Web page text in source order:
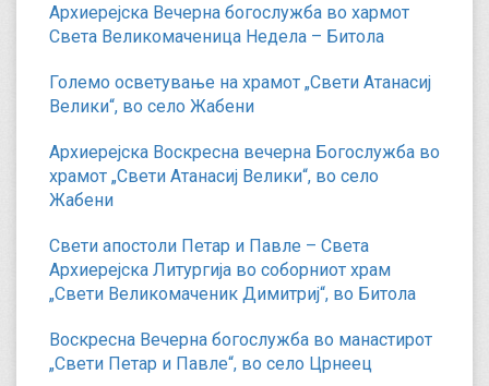
Архиерејска Вечерна богослужба во хармот
Света Великомаченица Недела – Битола
Големо осветување на храмот „Свети Атанасиј
Велики“, во село Жабени
Архиерејска Воскресна вечерна Богослужба во
храмот „Свети Атанасиј Велики“, во село
Жабени
Свети апостоли Петар и Павле – Света
Архиерејска Литургија во соборниот храм
„Свети Великомаченик Димитриј“, во Битола
Воскресна Вечерна богослужба во манастирот
„Свети Петар и Павле“, во село Црнеец